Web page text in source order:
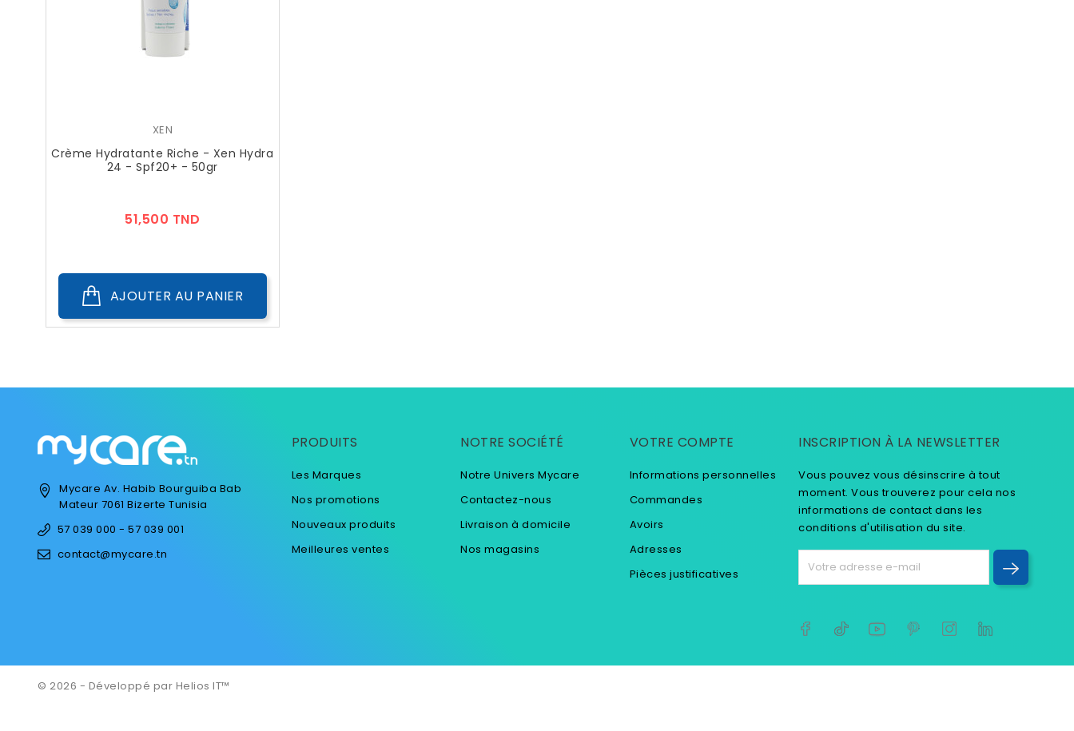
XEN
Crème Hydratante Riche - Xen Hydra
24 - Spf20+ - 50gr
51,500 TND
AJOUTER AU PANIER
Mycare Av. Habib Bourguiba Bab
Mateur 7061 Bizerte Tunisia
57 039 000 - 57 039 001
contact@mycare.tn
PRODUITS
Les Marques
Nos promotions
Nouveaux produits
Meilleures ventes
NOTRE SOCIÉTÉ
Notre Univers Mycare
Contactez-nous
Livraison à domicile
Nos magasins
VOTRE COMPTE
Informations personnelles
Commandes
Avoirs
Adresses
Pièces justificatives
INSCRIPTION À LA NEWSLETTER
Vous pouvez vous désinscrire à tout
moment. Vous trouverez pour cela nos
informations de contact dans les
conditions d'utilisation du site.
© 2026 - Développé par Helios IT™